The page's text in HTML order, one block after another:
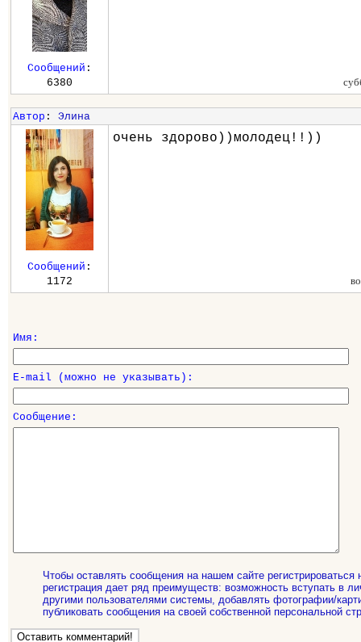
Сообщений :
6380
Автор : Элина
очень здорово))молодец!!))
Сообщений :
1172
Имя:
E-mail (можно не указывать):
Сообщение:
Чтобы оставлять сообщения на нашем сайте регистрироваться
регистрация дает ряд преимуществ: возможность вступать в
другими пользователями системы, добавлять фотографии/
публиковать сообщения на своей собственной персональной